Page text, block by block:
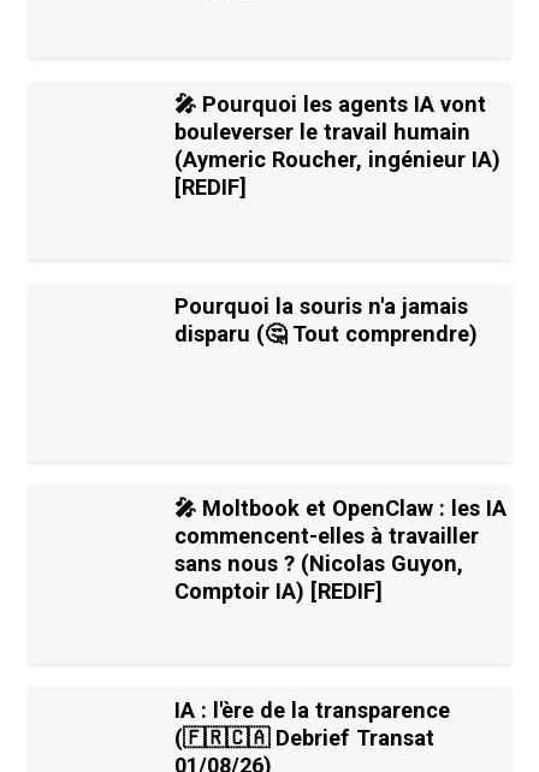
🎤 Pourquoi les agents IA vont
bouleverser le travail humain
(Aymeric Roucher, ingénieur IA)
[REDIF]
Pourquoi la souris n'a jamais
disparu (🤔 Tout comprendre)
🎤 Moltbook et OpenClaw : les IA
commencent-elles à travailler
sans nous ? (Nicolas Guyon,
Comptoir IA) [REDIF]
IA : l'ère de la transparence
(🇫🇷🇨🇦 Debrief Transat
01/08/26)